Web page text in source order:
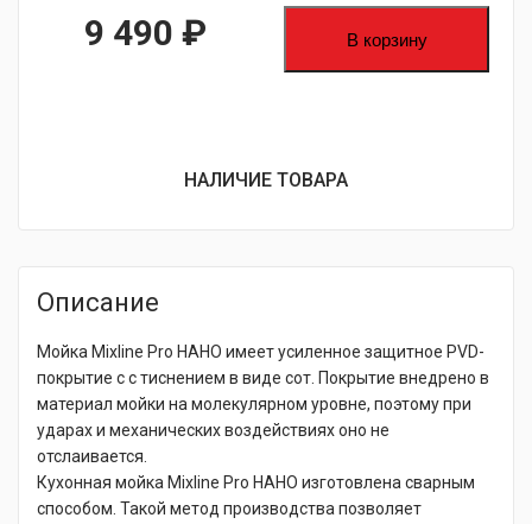
9 490 ₽ В корзину
НАЛИЧИЕ ТОВАРА
Описание
Мойка Mixline Pro НАНО имеет усиленное защитное PVD-
покрытие с с тиснением в виде сот. Покрытие внедрено в
материал мойки на молекулярном уровне, поэтому при
ударах и механических воздействиях оно не
отслаивается.
Кухонная мойка Mixline Pro НАНО изготовлена сварным
способом. Такой метод производства позволяет